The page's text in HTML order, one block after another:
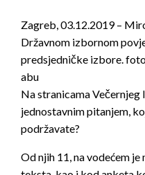
Zagreb, 03.12.2019 –
Državnom izbornom
predsjedničke izbore.
abu
Na stranicama Večernjeg
jednostavnim pitanjem,
podržavate?
Od njih 11, na vodećem